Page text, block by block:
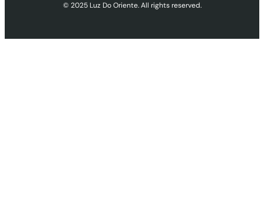
© 2025 Luz Do Oriente. All rights reserved.